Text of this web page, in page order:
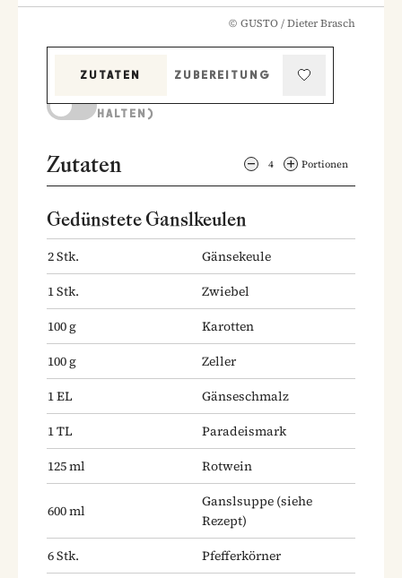
© GUSTO / Dieter Brasch
ZUTATEN
ZUBEREITUNG
HALTEN)
Zutaten 4 Portionen
Gedünstete Ganslkeulen
2Stk.
Gänsekeule
1Stk.
Zwiebel
100g
Karotten
100g
Zeller
1EL
Gänseschmalz
1TL
Paradeismark
125ml Rotwein
600ml
Ganslsuppe (siehe
Rezept)
6Stk.
Pfefferkörner